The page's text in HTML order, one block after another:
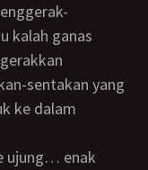
kalah ganas
sentakan yang
ke dalam